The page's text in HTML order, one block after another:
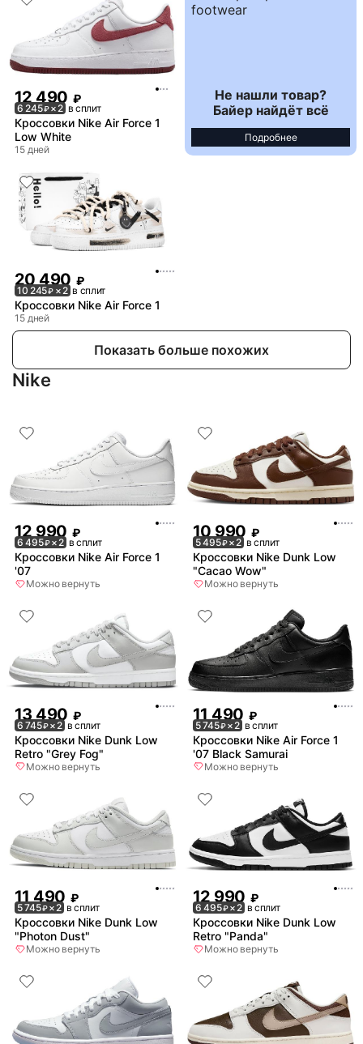
12 490 ₽
6 245₽× 2 в сплит
Кроссовки Nike Air Force 1
Low White
15 дней
Не нашли товар?
Байер найдёт всё
Подробнее
20 490 ₽
10 245₽ × 2 в сплит
Кроссовки Nike Air Force 1
15 дней
Показать больше похожих
Nike
12 990 ₽
6 495₽× 2 в сплит
Кроссовки Nike Air Force 1
'07
Можно вернуть
10 990 ₽
5 495₽× 2 в сплит
Кроссовки Nike Dunk Low
"Cacao Wow"
Можно вернуть
13 490 ₽
6 745₽× 2 в сплит
Кроссовки Nike Dunk Low
Retro "Grey Fog"
Можно вернуть
11 490 ₽
5 745₽× 2 в сплит
Кроссовки Nike Air Force 1
'07 Black Samurai
Можно вернуть
11 490 ₽
5 745₽× 2 в сплит
Кроссовки Nike Dunk Low
"Photon Dust"
Можно вернуть
12 990 ₽
6 495₽× 2 в сплит
Кроссовки Nike Dunk Low
Retro "Panda"
Можно вернуть